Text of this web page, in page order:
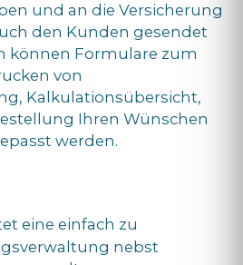
und an die Versicherung
den Kunden gesendet
können Formulare zum
von
Kalkulationsübersicht,
Ihren Wünschen
werden.
eine einfach zu
nebst